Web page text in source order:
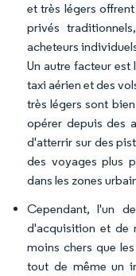
et très légers
privés
acheteurs
Un autre facteur
taxi aérien et des
très légers sont
opérer depuis des
d'atterrir sur des
des voyages plus
dans les zones
Cependant, l'un
d'acquisition et de
moins chers que
tout de même un